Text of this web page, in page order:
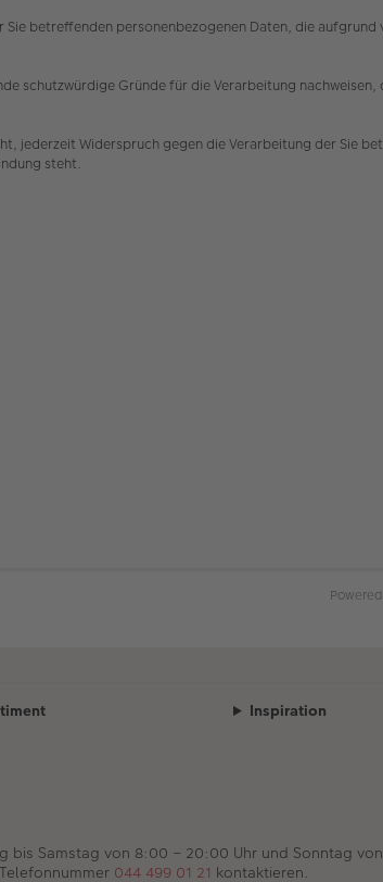
betreffenden personenbezogenen Daten, die
schutzwürdige Gründe für die Verarbeitung nachweisen,
jederzeit Widerspruch gegen die Verarbeitung der Sie
steht.
Inspiration
bis Samstag von 8:00 – 20:00 Uhr und Sonntag
044 499 01 21 kontaktieren.